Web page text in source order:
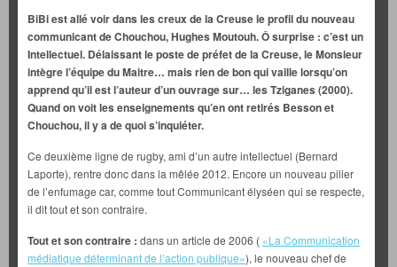
BiBi est allé voir dans les creux de la Creuse le profil du nouveau
communicant de Chouchou, Hughes Moutouh. Ô surprise : c’est un
Intellectuel. Délaissant le poste de préfet de la Creuse, le Monsieur
intègre l’équipe du Maitre… mais rien de bon qui vaille lorsqu’on
apprend qu’il est l’auteur d’un ouvrage sur… les Tziganes (2000).
Quand on voit les enseignements qu’en ont retirés Besson et
Chouchou, il y a de quoi s’inquiéter.
Ce deuxième ligne de rugby, ami d’un autre intellectuel (Bernard
Laporte), rentre donc dans la mêlée 2012. Encore un nouveau pilier
de l’enfumage car, comme tout Communicant élyséen qui se respecte,
il dit tout et son contraire.
Tout et son contraire : dans un article de 2006 ( «La Communication
médiatique déterminant de l’action publique»), le nouveau chef de